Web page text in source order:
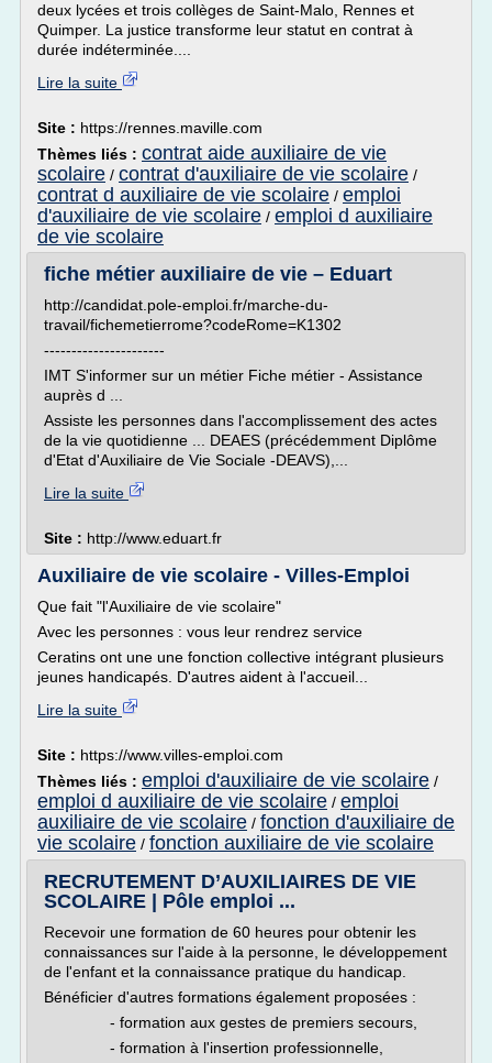
deux lycées et trois collèges de Saint-Malo, Rennes et
Quimper. La justice transforme leur statut en contrat à
durée indéterminée....
Lire la suite
Site : https://rennes.maville.com
Thèmes liés : contrat aide auxiliaire de vie
scolaire / contrat d'auxiliaire de vie scolaire /
contrat d auxiliaire de vie scolaire / emploi
d'auxiliaire de vie scolaire / emploi d auxiliaire
de vie scolaire
fiche métier auxiliaire de vie – Eduart
http://candidat.pole-emploi.fr/marche-du-
travail/fichemetierrome?codeRome=K1302
----------------------
IMT S'informer sur un métier Fiche métier - Assistance
auprès d ...
Assiste les personnes dans l'accomplissement des actes
de la vie quotidienne ... DEAES (précédemment Diplôme
d'Etat d'Auxiliaire de Vie Sociale -DEAVS),...
Lire la suite
Site : http://www.eduart.fr
Auxiliaire de vie scolaire - Villes-Emploi
Que fait "l'Auxiliaire de vie scolaire"
Avec les personnes : vous leur rendrez service
Ceratins ont une une fonction collective intégrant plusieurs
jeunes handicapés. D'autres aident à l'accueil...
Lire la suite
Site : https://www.villes-emploi.com
Thèmes liés : emploi d'auxiliaire de vie scolaire /
emploi d auxiliaire de vie scolaire / emploi
auxiliaire de vie scolaire / fonction d'auxiliaire de
vie scolaire / fonction auxiliaire de vie scolaire
RECRUTEMENT D’AUXILIAIRES DE VIE
SCOLAIRE | Pôle emploi ...
Recevoir une formation de 60 heures pour obtenir les
connaissances sur l'aide à la personne, le développement
de l'enfant et la connaissance pratique du handicap.
Bénéficier d'autres formations également proposées :
- formation aux gestes de premiers secours,
- formation à l'insertion professionnelle,